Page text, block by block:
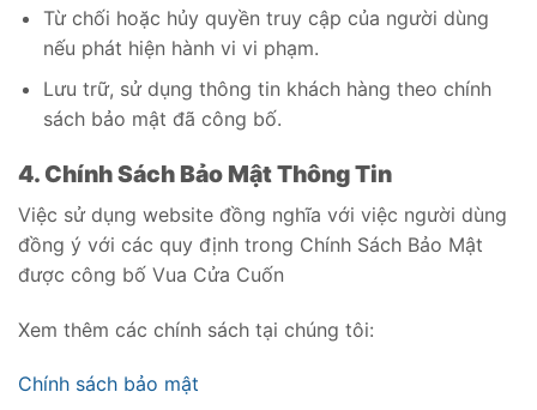
Từ chối hoặc hủy quyền truy cập của người dùng
nếu phát hiện hành vi vi phạm.
Lưu trữ, sử dụng thông tin khách hàng theo chính
sách bảo mật đã công bố.
4. Chính Sách Bảo Mật Thông Tin
Việc sử dụng website đồng nghĩa với việc người dùng
đồng ý với các quy định trong Chính Sách Bảo Mật
được công bố Vua Cửa Cuốn
Xem thêm các chính sách tại chúng tôi:
Chính sách bảo mật